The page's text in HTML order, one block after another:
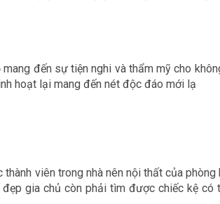
đến sự tiện nghi và thẩm mỹ cho
hoạt lại mang đến nét độc đáo mới lạ
viên trong nhà nên nội thất của
gia chủ còn phải tìm được chiếc kệ có